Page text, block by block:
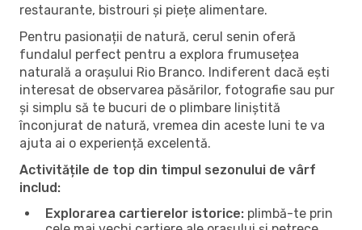
restaurante, bistrouri și piețe alimentare.
Pentru pasionații de natură, cerul senin oferă
fundalul perfect pentru a explora frumusețea
naturală a orașului Rio Branco. Indiferent dacă ești
interesat de observarea păsărilor, fotografie sau pur
și simplu să te bucuri de o plimbare liniștită
înconjurat de natură, vremea din aceste luni te va
ajuta ai o experiență excelentă.
Activitățile de top din timpul sezonului de vârf
includ:
Explorarea cartierelor istorice: plimbă-te prin